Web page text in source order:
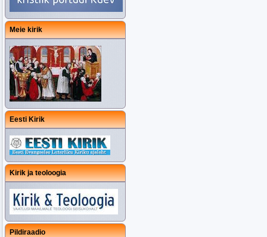
Meie kirik
Eesti Kirik
Kirik ja teoloogia
Pildiraadio